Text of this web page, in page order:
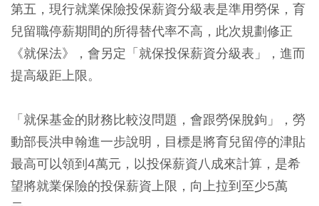
第五，現行就業保險投保薪資分級表是準用勞保，育
兒留職停薪期間的所得替代率不高，此次規劃修正
《就保法》，會另定「就保投保薪資分級表」，進而
提高級距上限。
「就保基金的財務比較沒問題，會跟勞保脫鉤」，勞
動部長洪申翰進一步說明，目標是將育兒留停的津貼
最高可以領到4萬元，以投保薪資八成來計算，是希
望將就業保險的投保薪資上限，向上拉到至少5萬